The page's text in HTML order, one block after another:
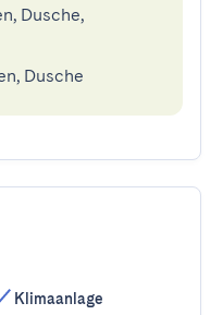
Dusche,
Dusche
Klimaanlage